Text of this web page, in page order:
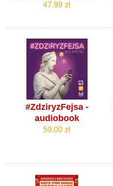
47.99 zł
#ZdziryzFejsa -
audiobook
59.00 zł